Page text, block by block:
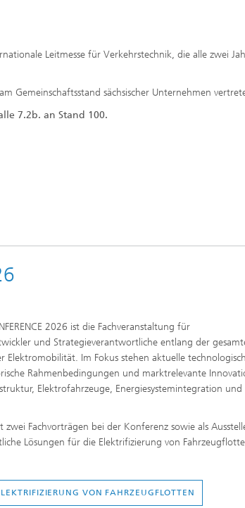
Leitmesse für Verkehrstechnik, die alle zwei
Gemeinschaftsstand sächsischer Unternehmen
7.2b. an Stand 100.
2026 ist die Fachveranstaltung für
und Strategieverantwortliche entlang der
Elektromobilität. Im Fokus stehen aktuelle
Rahmenbedingungen und marktrelevante
Elektrofahrzeuge, Energiesystemintegration und
zwei Fachvorträgen bei der Konferenz sowie als
Lösungen für die Elektrifizierung von
VON FAHRZEUGFLOTTEN